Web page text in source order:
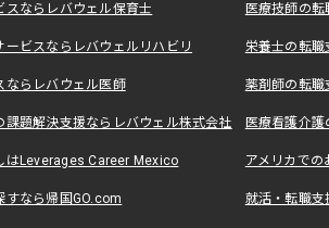
ならレバウェル保育士 医療技師の
ービスならレバウェルリハビリ 栄養士の転
ならレバウェル医師 薬剤師の転
課題解決支援ならレバウェル株式会社 医療看護介
はLeverages Career Mexico アメリカで
すなら帰国GO.com 就活・転職